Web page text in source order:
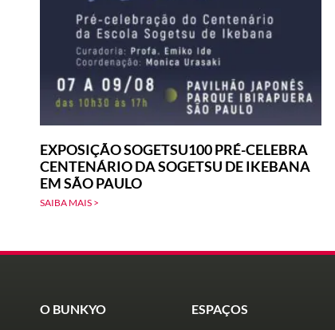
EXPOSIÇÃO SOGETSU100 PRÉ-CELEBRA
CENTENÁRIO DA SOGETSU DE IKEBANA
EM SÃO PAULO
SAIBA MAIS >
O BUNKYO ESPAÇOS